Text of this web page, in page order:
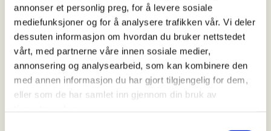
annonser et personlig preg, for å levere sosiale
mediefunksjoner og for å analysere trafikken vår. Vi deler
dessuten informasjon om hvordan du bruker nettstedet
vårt, med partnerne våre innen sosiale medier,
annonsering og analysearbeid, som kan kombinere den
med annen informasjon du har gjort tilgjengelig for dem,
eller som de har samlet inn gjennom din bruk av
Arrangør
Sotra og Øygarden JFF